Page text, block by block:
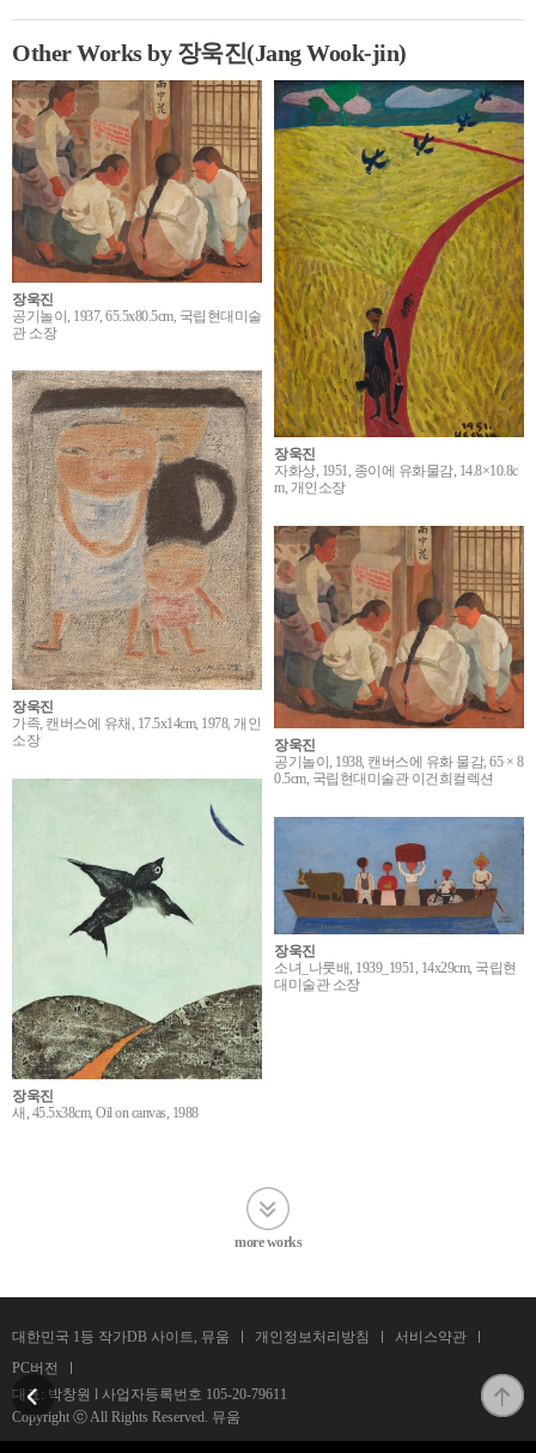
Other Works by 장욱진(Jang Wook-jin)
장욱진
공기놀이, 1937, 65.5x80.5cm, 국립현대미술
관 소장
장욱진
자화상, 1951, 종이에 유화물감, 14.8×10.8c
m, 개인소장
장욱진
가족, 캔버스에 유채, 17.5x14cm, 1978, 개인
소장
장욱진
공기놀이, 1938, 캔버스에 유화 물감, 65 × 8
0.5cm, 국립현대미술관 이건희컬렉션
장욱진
새, 45.5x38cm, Oil on canvas, 1988
장욱진
소녀_나룻배, 1939_1951, 14x29cm, 국립현
대미술관 소장
more works
대한민국 1등 작가DB 사이트, 뮤움 개인정보처리방침
서비스약관
PC버전
대표: 박창원 l 사업자등록번호 105-20-79611
Copyright ⓒ All Rights Reserved. 뮤움